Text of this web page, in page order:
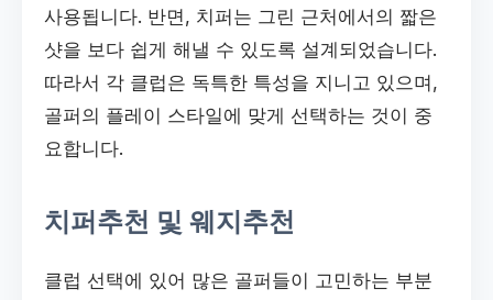
사용됩니다. 반면, 치퍼는 그린 근처에서의 짧은
샷을 보다 쉽게 해낼 수 있도록 설계되었습니다.
따라서 각 클럽은 독특한 특성을 지니고 있으며,
골퍼의 플레이 스타일에 맞게 선택하는 것이 중
요합니다.
치퍼추천 및 웨지추천
클럽 선택에 있어 많은 골퍼들이 고민하는 부분